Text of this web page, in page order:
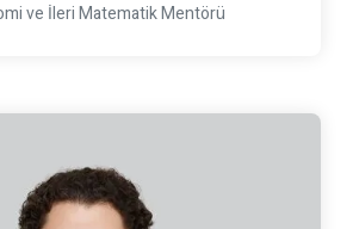
ve İleri Matematik Mentörü